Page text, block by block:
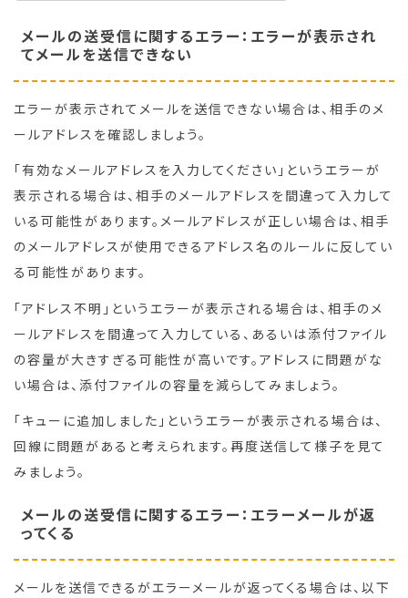
メールの送受信に関するエラー：エラーが表示され
てメールを送信できない
エラーが表示されてメールを送信できない場合は、相手のメ
ールアドレスを確認しましょう。
「有効なメールアドレスを入力してください」というエラーが
表示される場合は、相手のメールアドレスを間違って入力して
いる可能性があります。メールアドレスが正しい場合は、相手
のメールアドレスが使用できるアドレス名のルールに反してい
る可能性があります。
「アドレス不明」というエラーが表示される場合は、相手のメ
ールアドレスを間違って入力している、あるいは添付ファイル
の容量が大きすぎる可能性が高いです。アドレスに問題がな
い場合は、添付ファイルの容量を減らしてみましょう。
「キューに追加しました」というエラーが表示される場合は、
回線に問題があると考えられます。再度送信して様子を見て
みましょう。
メールの送受信に関するエラー：エラーメールが返
ってくる
メールを送信できるがエラーメールが返ってくる場合は、以下